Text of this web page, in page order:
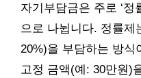
자기부담금은 주로 ‘정
으로 나뉩니다. 정률제
20%)을 부담하는 방식
고정 금액(예: 30만원)